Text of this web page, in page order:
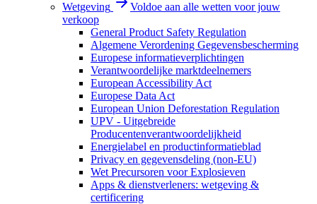
Wetgeving
Voldoe aan alle wetten voor jouw
verkoop
General Product Safety Regulation
Algemene Verordening Gegevensbescherming
Europese informatieverplichtingen
Verantwoordelijke marktdeelnemers
European Accessibility Act
Europese Data Act
European Union Deforestation Regulation
UPV - Uitgebreide
Producentenverantwoordelijkheid
Energielabel en productinformatieblad
Privacy en gegevensdeling (non-EU)
Wet Precursoren voor Explosieven
Apps & dienstverleners: wetgeving &
certificering